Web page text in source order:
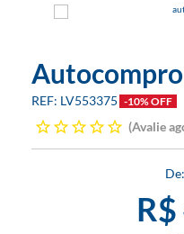
LV553375 -10% OFF
Avalie